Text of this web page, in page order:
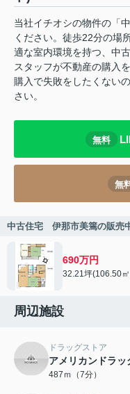
当社イチオシの物件の「
ください。徒歩22分の場
適な室内環境を持つ、中
スタッフが不動産の購入
購入で失敗をしたくない
さい。
無料
無
中古住宅 伊那市美篶の販売
690万円
32.21坪(106.50
周辺施設
ドラッグストア
アメリカンドラ
487ｍ（7分）